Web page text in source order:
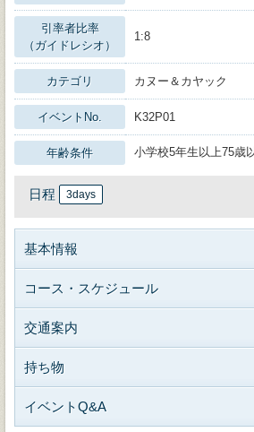
引率者比率
（ガイドレシオ）
1:8
カテゴリ カヌー＆カヤック
イベントNo. K32P01
年齢条件 小学校5年生以上75歳
日程 3days
基本情報
コース・スケジュール
交通案内
持ち物
イベントQ&A